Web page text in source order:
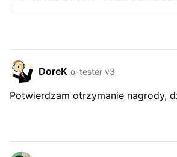
DoreK α-tester v3
Potwierdzam otrzymanie nagrody,